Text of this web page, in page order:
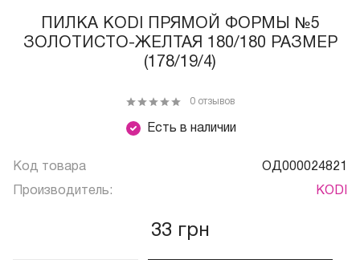
ПИЛКА КODI ПРЯМОЙ ФОРМЫ №5
ЗОЛОТИСТО-ЖЕЛТАЯ 180/180 РАЗМЕР
(178/19/4)
Есть в наличии
0 отзывов
Код товара ОД000024821
Производитель: KODI
33 грн